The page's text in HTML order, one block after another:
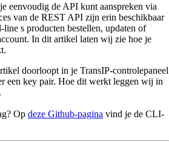
eenvoudig de API kunt aanspreken via
van de REST API zijn erin beschikbaar
s producten bestellen, updaten of
In dit artikel laten wij zie hoe je
doorloopt in je TransIP-controlepaneel
een key pair. Hoe dit werkt leggen wij in
Op deze Github-pagina vind je de CLI-